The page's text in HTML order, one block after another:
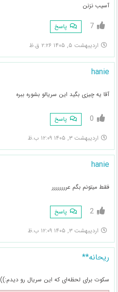
آسیب نزنن‌
7 پاسخ
اردیبهشت ۵, ۱۴۰۵ ۲:۲۶ ق.ظ
hanie
آقا یه چیزی بگید این سریالو بشوره ببره
0 پاسخ
اردیبهشت ۳, ۱۴۰۵ ۱۲:۰۹ ب.ظ
hanie
فقط میتونم بگم عرررررررر
2 پاسخ
اردیبهشت ۳, ۱۴۰۵ ۱۲:۰۹ ب.ظ
ریحانه**
سکوت برای لحظه‌ای که این سریال رو دیدم:))